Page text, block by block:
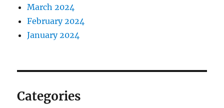
March 2024
February 2024
January 2024
Categories